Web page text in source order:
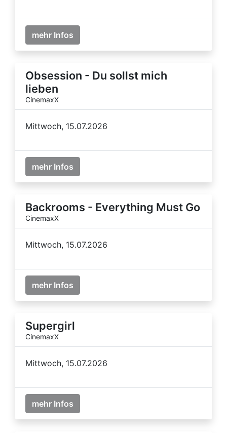
mehr Infos
Obsession - Du sollst mich
lieben
CinemaxX
Mittwoch, 15.07.2026
mehr Infos
Backrooms - Everything Must Go
CinemaxX
Mittwoch, 15.07.2026
mehr Infos
Supergirl
CinemaxX
Mittwoch, 15.07.2026
mehr Infos